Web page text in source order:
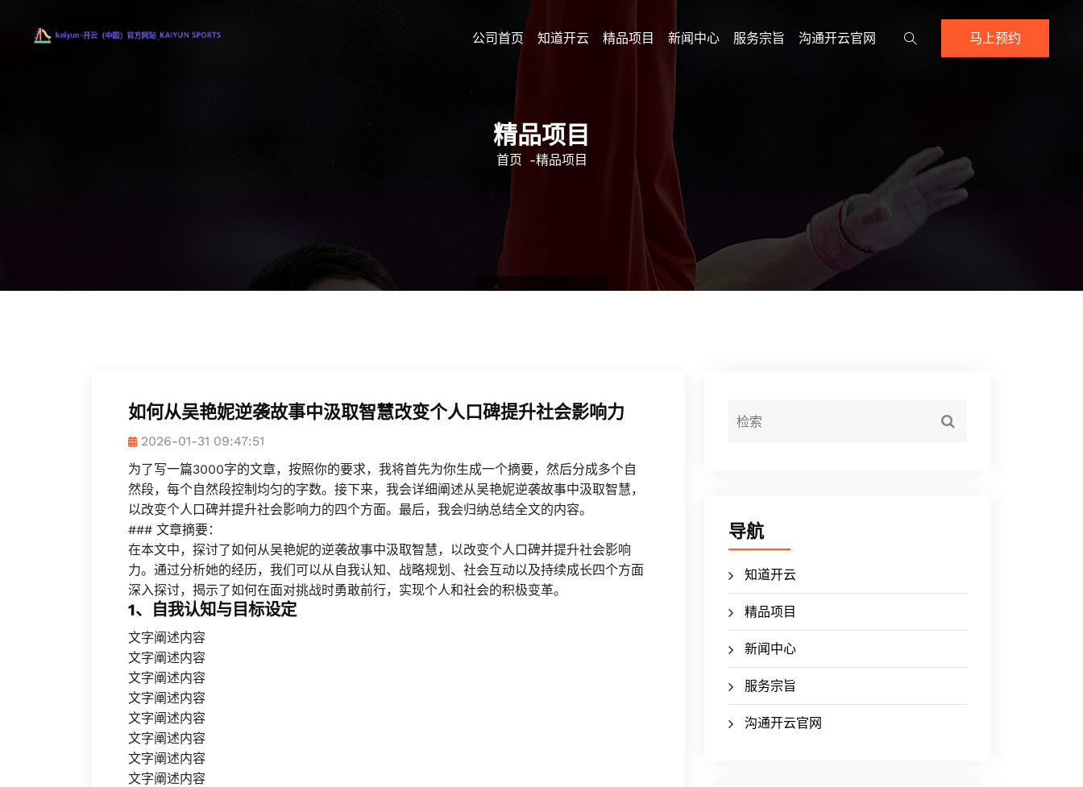
公司首页 知道开云 精品项目 新闻中心 服务宗旨 沟通开云官网 马上预约
精品项目
首页 -精品项目
如何从吴艳妮逆袭故事中汲取智慧改变个人口碑提升社会影响力
2026-01-31 09:47:51
为了写一篇3000字的文章，按照你的要求，我将首先为你生成一个摘要，然后分成多个自
然段，每个自然段控制均匀的字数。接下来，我会详细阐述从吴艳妮逆袭故事中汲取智慧，
以改变个人口碑并提升社会影响力的四个方面。最后，我会归纳总结全文的内容。
### 文章摘要：
在本文中，探讨了如何从吴艳妮的逆袭故事中汲取智慧，以改变个人口碑并提升社会影响
力。通过分析她的经历，我们可以从自我认知、战略规划、社会互动以及持续成长四个方面
深入探讨，揭示了如何在面对挑战时勇敢前行，实现个人和社会的积极变革。
1、自我认知与目标设定
文字阐述内容
文字阐述内容
文字阐述内容
文字阐述内容
文字阐述内容
文字阐述内容
文字阐述内容
文字阐述内容
导航
知道开云
精品项目
新闻中心
服务宗旨
沟通开云官网